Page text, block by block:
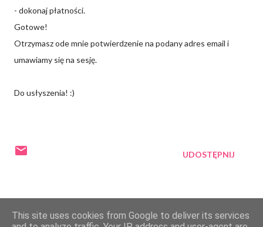
- dokonaj płatności.
Gotowe!
Otrzymasz ode mnie potwierdzenie na podany adres email i
umawiamy się na sesję.
Do usłyszenia! :)
UDOSTĘPNIJ
This site uses cookies from Google to deliver its services